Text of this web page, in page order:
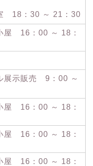
18：30 ～ 21：30
屋 16：00 ～ 18：
展示販売 9：00 ～
屋 16：00 ～ 18：
屋 16：00 ～ 18：
屋 16：00 ～ 18：